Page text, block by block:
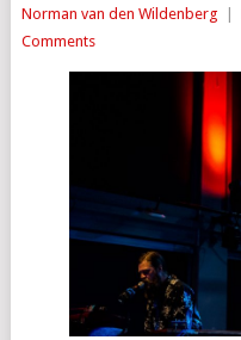
Norman van den Wildenberg
Comments